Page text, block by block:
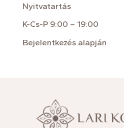
Nyitvatartás
K-Cs-P 9:00 – 19:00
Bejelentkezés alapján